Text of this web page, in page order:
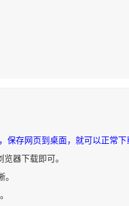
存网页到桌面，就可以正常下
器下载即可。